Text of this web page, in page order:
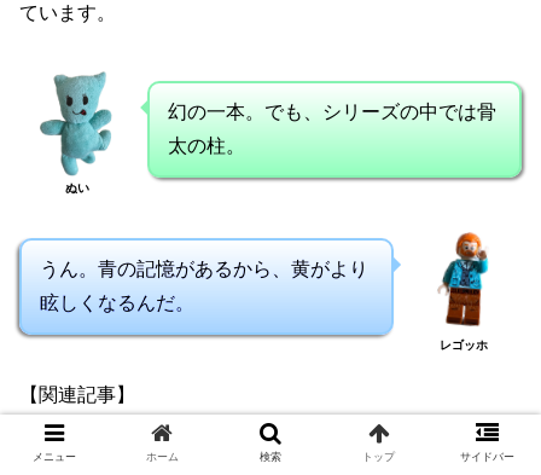
ています。
ぬい
幻の一本。でも、シリーズの中では骨
太の柱。
うん。青の記憶があるから、黄がより
眩しくなるんだ。
レゴッホ
【関連記事】
ゴッホのアルル時代の作品まとめ！色彩が目覚めた南仏
の2年間
メニュー ホーム 検索 トップ サイドバー